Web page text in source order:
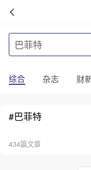
综合 杂志 财
#巴菲特
434篇文章